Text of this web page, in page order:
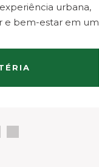
urbana,
e bem-estar em um